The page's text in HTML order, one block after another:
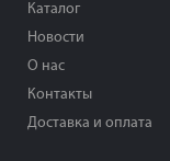
Каталог
Новости
О нас
Контакты
Доставка и оплата